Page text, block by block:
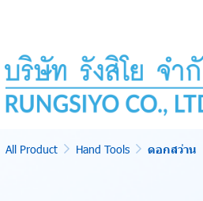
All Product Hand Tools ดอกสว่าน